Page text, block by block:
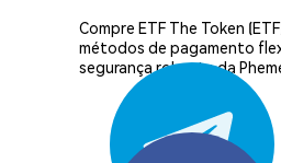
Compre ETF The Token
métodos de pagamento
segurança robusta da